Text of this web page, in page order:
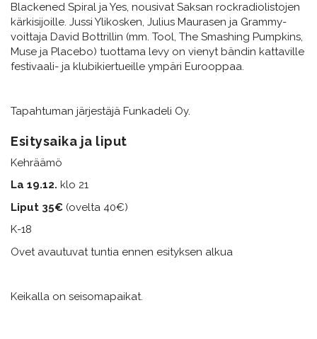
Blackened Spiral ja Yes, nousivat Saksan rockradiolistojen
kärkisijoille. Jussi Ylikosken, Julius Maurasen ja Grammy-
voittaja David Bottrillin (mm. Tool, The Smashing Pumpkins,
Muse ja Placebo) tuottama levy on vienyt bändin kattaville
festivaali- ja klubikiertueille ympäri Eurooppaa.
Tapahtuman järjestäjä Funkadeli Oy.
Esitysaika ja liput
Kehräämö ​​​​​​
La 19.12. klo 21
Liput 35€ (ovelta 40€)
K-18
Ovet avautuvat tuntia ennen esityksen alkua
Keikalla on seisomapaikat.